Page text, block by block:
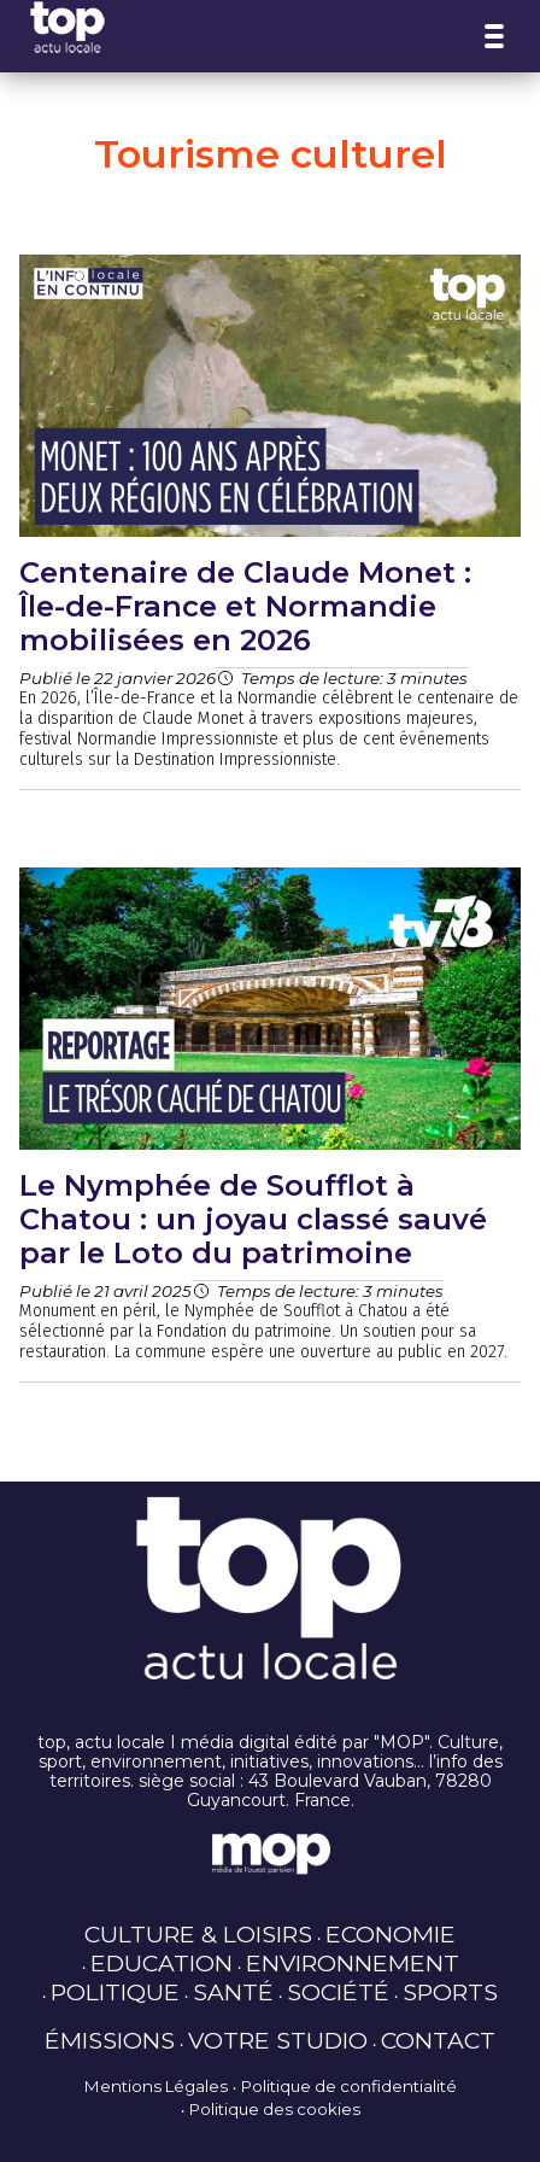
Tourisme culturel
Centenaire de Claude Monet :
Île-de-France et Normandie
mobilisées en 2026
Publié le 22 janvier 2026 Temps de lecture: 3 minutes
En 2026, l’Île-de-France et la Normandie célèbrent le centenaire de
la disparition de Claude Monet à travers expositions majeures,
festival Normandie Impressionniste et plus de cent événements
culturels sur la Destination Impressionniste.
Le Nymphée de Soufflot à
Chatou : un joyau classé sauvé
par le Loto du patrimoine
Publié le 21 avril 2025 Temps de lecture: 3 minutes
Monument en péril, le Nymphée de Soufflot à Chatou a été
sélectionné par la Fondation du patrimoine. Un soutien pour sa
restauration. La commune espère une ouverture au public en 2027.
top, actu locale I média digital édité par "MOP". Culture,
sport, environnement, initiatives, innovations… l’info des
territoires. siège social : 43 Boulevard Vauban, 78280
Guyancourt. France.
CULTURE & LOISIRS ECONOMIE
EDUCATION ENVIRONNEMENT
POLITIQUE SANTÉ SOCIÉTÉ SPORTS
ÉMISSIONS VOTRE STUDIO CONTACT
Mentions Légales
Politique de confidentialité
Politique des cookies
Panneau de gestion des cookies